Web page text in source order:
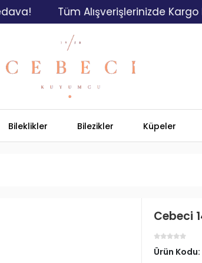
Tüm Alışverişlerinizde Kargo
Bileklikler Bilezikler Küpeler
Cebeci
Ürün Kodu: